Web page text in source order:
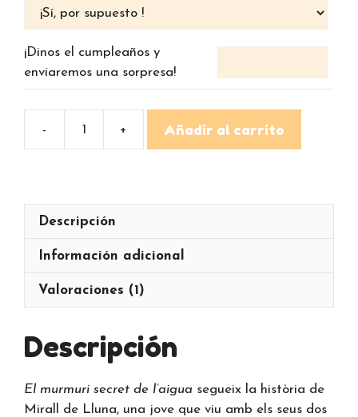
¡Dinos el cumpleaños y
enviaremos una sorpresa!
Añadir al carrito
Descripción
Información adicional
Valoraciones (1)
Descripción
El murmuri secret de l’aigua segueix la història de
Mirall de Lluna, una jove que viu amb els seus dos